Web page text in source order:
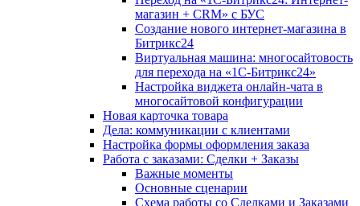
магазин + CRM» с БУС
Создание нового интернет-магазина в
Битрикс24
Виртуальная машина: многосайтовость
для перехода на «1С-Битрикс24»
Настройка виджета онлайн-чата в
многосайтовой конфигурации
Новая карточка товара
Дела: коммуникации с клиентами
Настройка формы оформления заказа
Работа с заказами: Сделки + Заказы
Важные моменты
Основные сценарии
Схема работы со Сделками и Заказами